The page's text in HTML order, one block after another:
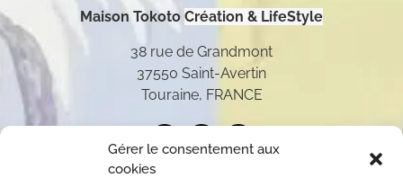
Gérer le consentement aux
cookies
Maison Tokoto Création & LifeStyle
38 rue de Grandmont
37550 Saint-Avertin
Touraine, FRANCE